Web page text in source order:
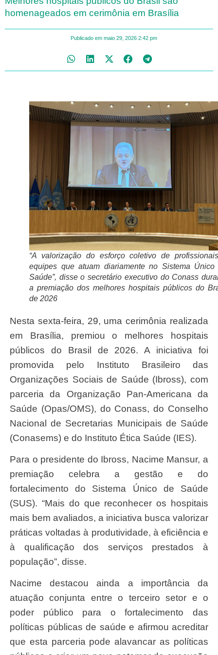
homenageados em cerimônia em Brasília
Publicado em maio 29, 2026 2:42 pm
“A valorização do esforço coletivo de
equipes que atuam diariamente no Sistema Único
Saúde”, disse o secretário executivo do Conass
a premiação dos melhores hospitais públicos do
de 2026
Nesta sexta-feira, 29, uma cerimônia realizada
em Brasília, premiou o melhores hospitais
públicos do Brasil de 2026. A iniciativa foi
promovida pelo Instituto Brasileiro das
Organizações Sociais de Saúde (Ibross), com
parceria da Organização Pan-Americana da
Saúde (Opas/OMS), do Conass, do Conselho
Nacional de Secretarias Municipais de Saúde
(Conasems) e do Instituto Ética Saúde (IES).
Para o presidente do Ibross, Nacime Mansur, a
premiação celebra a gestão e do
fortalecimento do Sistema Único de Saúde
(SUS). “Mais do que reconhecer os hospitais
mais bem avaliados, a iniciativa busca valorizar
práticas voltadas à produtividade, à eficiência e
à qualificação dos serviços prestados à
população”, disse.
Nacime destacou ainda a importância da
atuação conjunta entre o terceiro setor e o
poder público para o fortalecimento das
políticas públicas de saúde e afirmou acreditar
que esta parceria pode alavancar as políticas